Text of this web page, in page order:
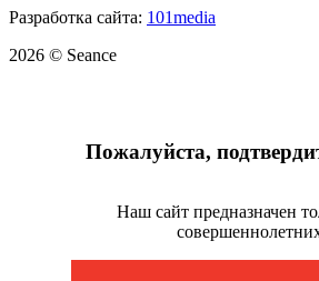
Разработка сайта: 101media
2026 © Seance
Пожалуйста,
Наш сайт предназначен